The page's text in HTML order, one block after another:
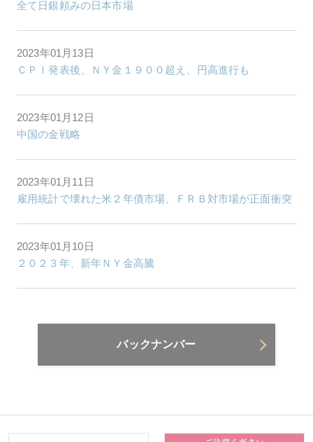
全て日銀頼みの日本市場
2023年01月13日
ＣＰＩ発表後、ＮＹ金１９００超え、円高進行も
2023年01月12日
中国の金戦略
2023年01月11日
雇用統計で壊れた米２年債市場、ＦＲＢ対市場が正面衝突
2023年01月10日
２０２３年、新年ＮＹ金高騰
バックナンバー